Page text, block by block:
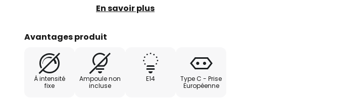
lumière se diffuse avec beaucoup de style dès que la lampe est
En savoir plus
Avantages produit
À intensité
fixe
Ampoule non
incluse
E14
Type C - Prise
Européenne